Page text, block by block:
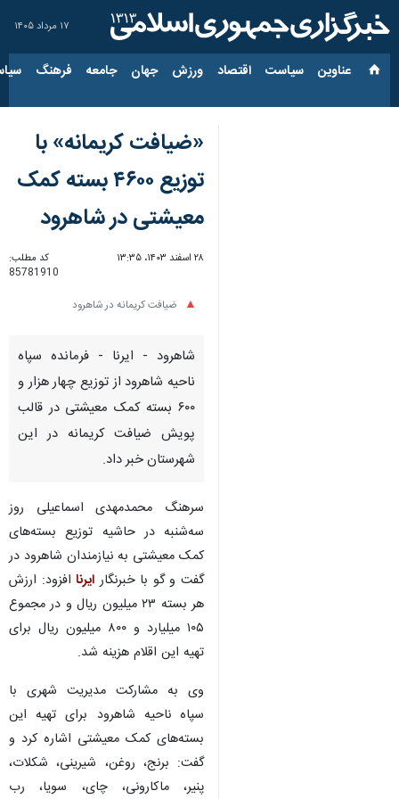
۱۷ مرداد ۱۴۰۵
عناوین‌ سیاست اقتصاد ورزش جهان جامعه فرهنگ
«ضیافت کریمانه» با
توزیع ۴۶۰۰ بسته کمک
معیشتی در شاهرود
۲۸ اسفند ۱۴۰۳، ۱۳:۳۵
کد مطلب:
85781910
ضیافت کریمانه در شاهرود
شاهرود - ایرنا - فرمانده سپاه
ناحیه شاهرود از توزیع چهار هزار و
۶۰۰ بسته کمک معیشتی در قالب
پویش ضیافت کریمانه در این
شهرستان خبر داد.
سرهنگ محمدمهدی اسماعیلی روز
سه‌شنبه در حاشیه توزیع بسته‌های
کمک معیشتی به نیازمندان شاهرود در
گفت و گو با خبرنگار ایرناافزود: ارزش
هر بسته ۲۳ میلیون ریال و در مجموع
۱۰۵ میلیارد و ۸۰۰ میلیون ریال برای
تهیه این اقلام هزینه شد.
وی به مشارکت مدیریت شهری با
سپاه ناحیه شاهرود برای تهیه این
بسته‌های کمک معیشتی اشاره کرد و
گفت: برنج، روغن، شیرینی، شکلات،
پنیر، ماکارونی، چای، سویا، رب